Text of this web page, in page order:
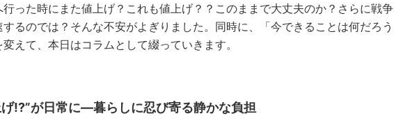
行った時にまた値上げ？これも値上げ？？このままで大丈夫のか？さらに戦争
るのでは？そんな不安がよぎりました。同時に、「今できることは何だろう
えて、本日はコラムとして綴っていきます。
!?”が日常に—暮らしに忍び寄る静かな負担